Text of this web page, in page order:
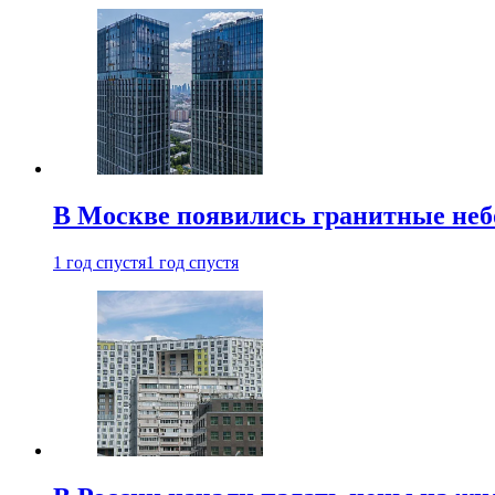
В Москве появились гранитные
1 год спустя1 год спустя